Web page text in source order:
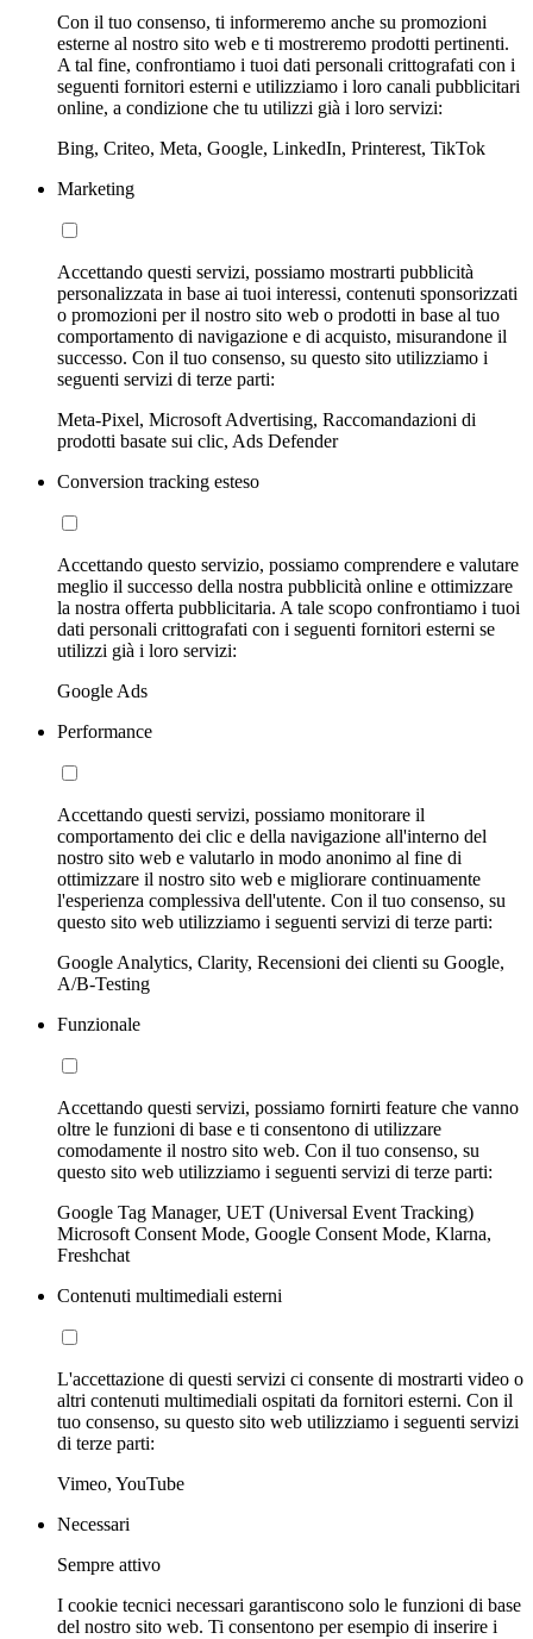
Con il tuo consenso, ti informeremo anche su promozioni
esterne al nostro sito web e ti mostreremo prodotti pertinenti.
A tal fine, confrontiamo i tuoi dati personali crittografati con i
seguenti fornitori esterni e utilizziamo i loro canali pubblicitari
online, a condizione che tu utilizzi già i loro servizi:
Bing, Criteo, Meta, Google, LinkedIn, Printerest, TikTok
Marketing
Accettando questi servizi, possiamo mostrarti pubblicità
personalizzata in base ai tuoi interessi, contenuti sponsorizzati
o promozioni per il nostro sito web o prodotti in base al tuo
comportamento di navigazione e di acquisto, misurandone il
successo. Con il tuo consenso, su questo sito utilizziamo i
seguenti servizi di terze parti:
Meta-Pixel, Microsoft Advertising, Raccomandazioni di
prodotti basate sui clic, Ads Defender
Conversion tracking esteso
Accettando questo servizio, possiamo comprendere e valutare
meglio il successo della nostra pubblicità online e ottimizzare
la nostra offerta pubblicitaria. A tale scopo confrontiamo i tuoi
dati personali crittografati con i seguenti fornitori esterni se
utilizzi già i loro servizi:
Google Ads
Performance
Accettando questi servizi, possiamo monitorare il
comportamento dei clic e della navigazione all'interno del
nostro sito web e valutarlo in modo anonimo al fine di
ottimizzare il nostro sito web e migliorare continuamente
l'esperienza complessiva dell'utente. Con il tuo consenso, su
questo sito web utilizziamo i seguenti servizi di terze parti:
Google Analytics, Clarity, Recensioni dei clienti su Google,
A/B-Testing
Funzionale
Accettando questi servizi, possiamo fornirti feature che vanno
oltre le funzioni di base e ti consentono di utilizzare
comodamente il nostro sito web. Con il tuo consenso, su
questo sito web utilizziamo i seguenti servizi di terze parti:
Google Tag Manager, UET (Universal Event Tracking)
Microsoft Consent Mode, Google Consent Mode, Klarna,
Freshchat
Contenuti multimediali esterni
L'accettazione di questi servizi ci consente di mostrarti video o
altri contenuti multimediali ospitati da fornitori esterni. Con il
tuo consenso, su questo sito web utilizziamo i seguenti servizi
di terze parti:
Vimeo, YouTube
Necessari
Sempre attivo
I cookie tecnici necessari garantiscono solo le funzioni di base
del nostro sito web. Ti consentono per esempio di inserire i